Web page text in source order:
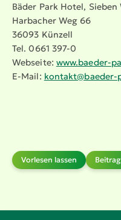
Bäder Park Hotel,
Harbacher Weg 66
36093 Künzell
Tel. 0661 397-0
Webseite: www.​baeder-​
E-Mail:
Vorlesen lassen